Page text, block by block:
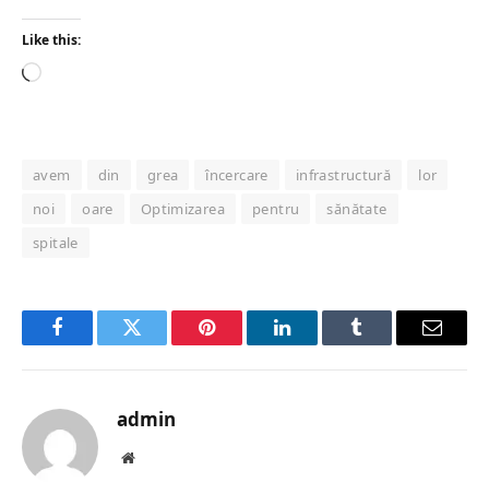
Like this:
Loading…
avem din grea încercare infrastructură
lor
noi
oare Optimizarea pentru
sănătate
spitale
FacebookTwitter Pinterest LinkedInTumblr Email
admin
Website